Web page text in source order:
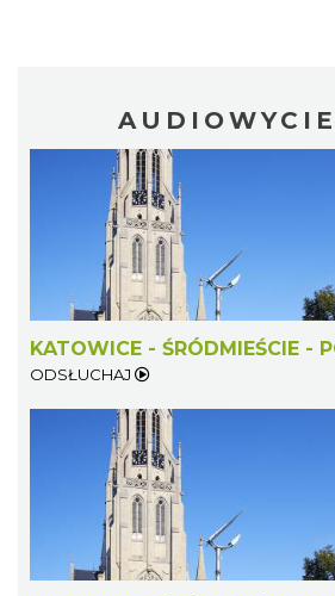
KATOWICE - ŚRÓDMIEŚCIE -
ODSŁUCHAJ